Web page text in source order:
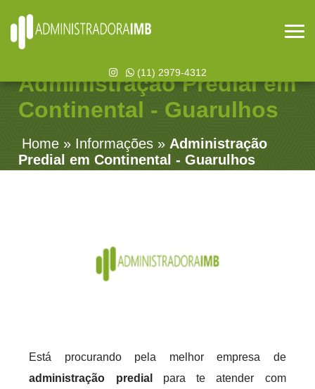
(11) 2979-4312
Administração Predial em
Continental - Guarulhos
Home » Informações » Administração
Predial em Continental - Guarulhos
Está procurando pela melhor empresa de
administração predial
para te atender com